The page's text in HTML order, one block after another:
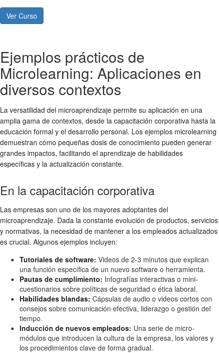
Ver Curso
Ejemplos prácticos de
Microlearning: Aplicaciones en
diversos contextos
La versatilidad del microaprendizaje permite su aplicación en una
amplia gama de contextos, desde la capacitación corporativa hasta la
educación formal y el desarrollo personal. Los ejemplos microlearning
demuestran cómo pequeñas dosis de conocimiento pueden generar
grandes impactos, facilitando el aprendizaje de habilidades
específicas y la actualización constante.
En la capacitación corporativa
Las empresas son uno de los mayores adoptantes del
microaprendizaje. Dada la constante evolución de productos, servicios
y normativas, la necesidad de mantener a los empleados actualizados
es crucial. Algunos ejemplos incluyen:
Tutoriales de software: Videos de 2-3 minutos que explican
una función específica de un nuevo software o herramienta.
Pautas de cumplimiento: Infografías interactivas o mini-
cuestionarios sobre políticas de seguridad o ética laboral.
Habilidades blandas: Cápsulas de audio o videos cortos con
consejos sobre comunicación efectiva, liderazgo o gestión del
tiempo.
Inducción de nuevos empleados: Una serie de micro-
módulos que introducen la cultura de la empresa, los valores y
los procedimientos clave de forma gradual.